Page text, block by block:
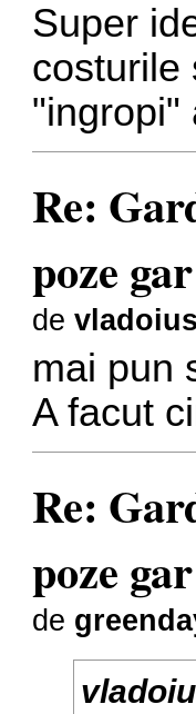
Super
costurile
"ingropi"
Re:
poze gar
devladoius
mai pun
A facut
Re:
poze gar
de